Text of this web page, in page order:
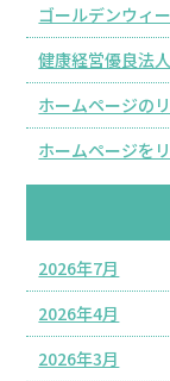
ゴールデンウィ
健康経営優良法
ホームページの
ホームページを
2026年7月
2026年4月
2026年3月